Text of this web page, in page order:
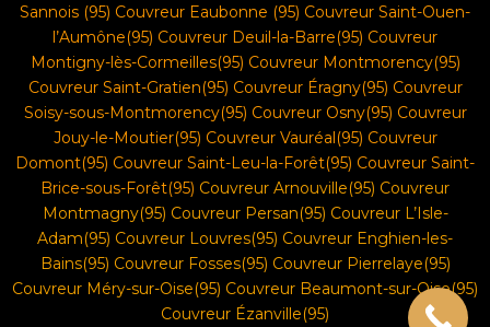
Sannois (95) Couvreur Eaubonne (95) Couvreur Saint-Ouen-
l’Aumône(95) Couvreur Deuil-la-Barre(95) Couvreur
Montigny-lès-Cormeilles(95) Couvreur Montmorency(95)
Couvreur Saint-Gratien(95) Couvreur Éragny(95) Couvreur
Soisy-sous-Montmorency(95) Couvreur Osny(95) Couvreur
Jouy-le-Moutier(95) Couvreur Vauréal(95) Couvreur
Domont(95) Couvreur Saint-Leu-la-Forêt(95) Couvreur Saint-
Brice-sous-Forêt(95) Couvreur Arnouville(95) Couvreur
Montmagny(95) Couvreur Persan(95) Couvreur L’Isle-
Adam(95) Couvreur Louvres(95) Couvreur Enghien-les-
Bains(95) Couvreur Fosses(95) Couvreur Pierrelaye(95)
Couvreur Méry-sur-Oise(95) Couvreur Beaumont-sur-Oise(95)
Couvreur Ézanville(95)